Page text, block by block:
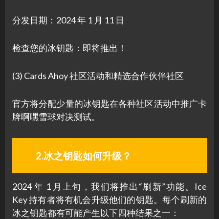
分发日期：2024 年 1 月 11 日
检查您的冰钥匙：即将推出！
(3) Cards Ahoy 社区活动和精选合作伙伴社区
官方将分配少量的冰钥匙在各种社区活动中推广卡
牌啊嘿雪球对决测试。
2.冰之钥匙如何升级？
2024 年 1 月上旬，我们将推出“刷新”功能。Ice
Key 持有者将有机会升级他们的钥匙。每个刷新的
冰之钥匙都有可能产生以下四种结果之一：